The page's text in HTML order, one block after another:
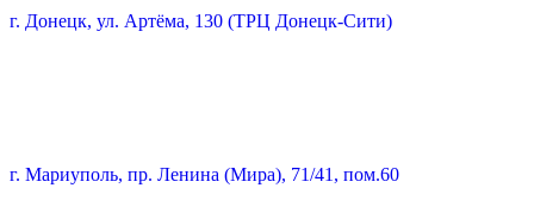
г. Донецк, ул. Артёма, 130 (ТРЦ Донецк-Сити)
г. Мариуполь, пр. Ленина (Мира), 71/41, пом.60